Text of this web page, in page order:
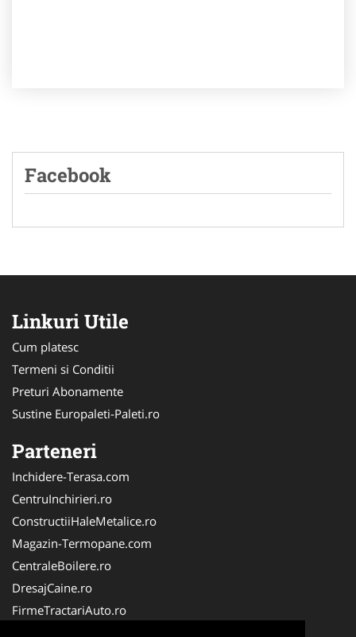
Facebook
Linkuri Utile
Cum platesc
Termeni si Conditii
Preturi Abonamente
Sustine Europaleti-Paleti.ro
Parteneri
Inchidere-Terasa.com
CentruInchirieri.ro
ConstructiiHaleMetalice.ro
Magazin-Termopane.com
CentraleBoilere.ro
DresajCaine.ro
FirmeTractariAuto.ro